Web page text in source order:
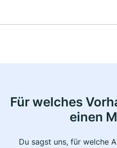
Für welches
einen
Du sagst uns, für welche